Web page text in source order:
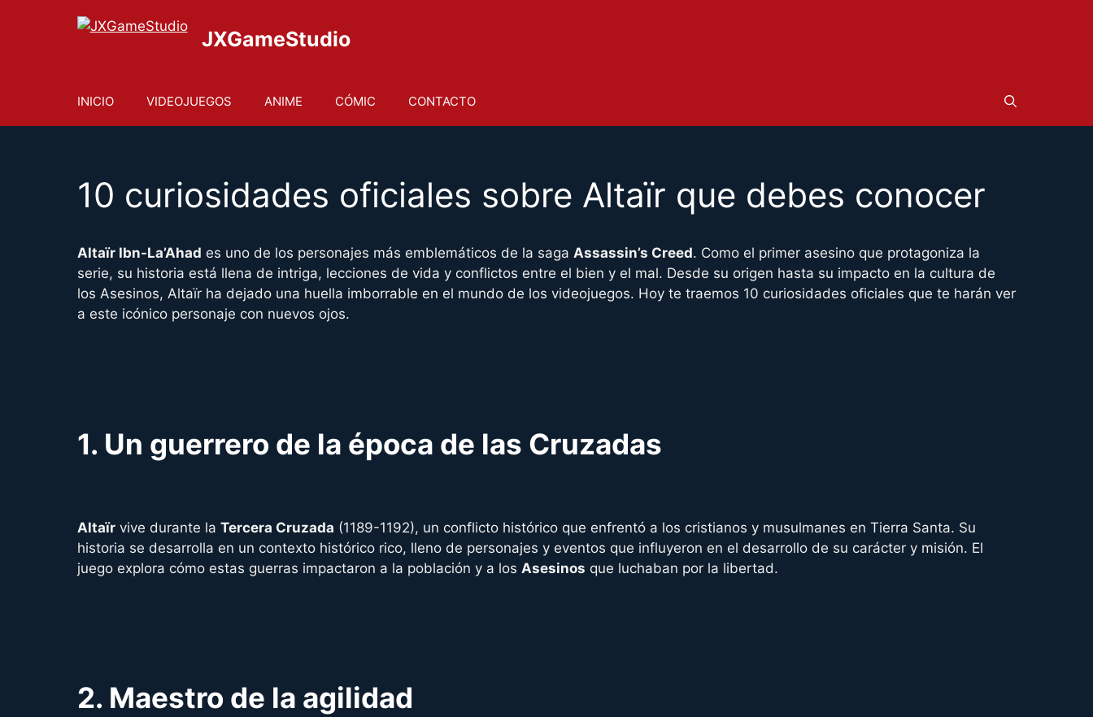
JXGameStudio
INICIO VIDEOJUEGOS ANIME CÓMIC CONTACTO
10 curiosidades oficiales sobre Altaïr que debes conocer
Altaïr Ibn-La’Ahad es uno de los personajes más emblemáticos de la saga Assassin’s Creed. Como el primer asesino que protagoniza la
serie, su historia está llena de intriga, lecciones de vida y conflictos entre el bien y el mal. Desde su origen hasta su impacto en la cultura de
los Asesinos, Altaïr ha dejado una huella imborrable en el mundo de los videojuegos. Hoy te traemos 10 curiosidades oficiales que te harán ver
a este icónico personaje con nuevos ojos.
1. Un guerrero de la época de las Cruzadas
Altaïrvive durante la Tercera Cruzada (1189-1192), un conflicto histórico que enfrentó a los cristianos y musulmanes en Tierra Santa. Su
historia se desarrolla en un contexto histórico rico, lleno de personajes y eventos que influyeron en el desarrollo de su carácter y misión. El
juego explora cómo estas guerras impactaron a la población y a los Asesinos que luchaban por la libertad.
2. Maestro de la agilidad